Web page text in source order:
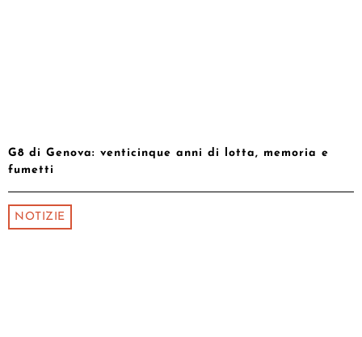
G8 di Genova: venticinque anni di lotta, memoria e
fumetti
NOTIZIE